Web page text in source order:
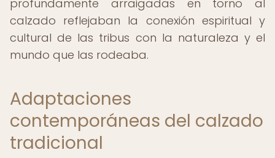
profundamente arraigadas en torno al
calzado reflejaban la conexión espiritual y
cultural de las tribus con la naturaleza y el
mundo que las rodeaba.
Adaptaciones
contemporáneas del calzado
tradicional